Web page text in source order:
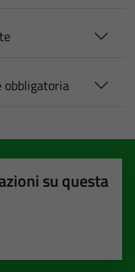
obbligatoria
su questa